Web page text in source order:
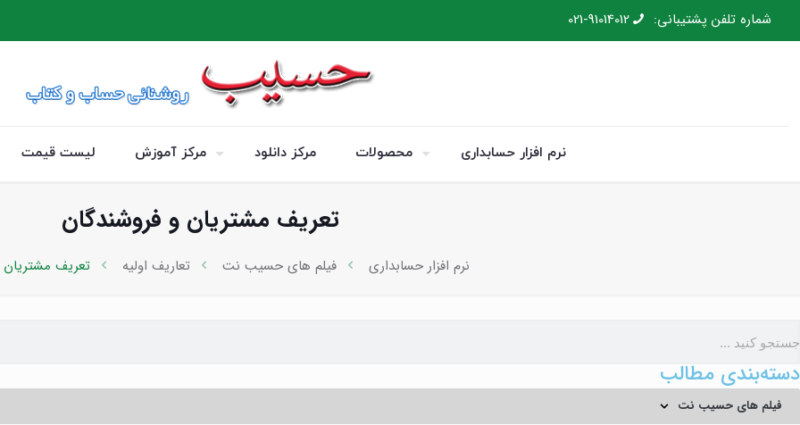
شماره تلفن پشتیبانی: 021-91014012
نرم افزار حسابداری محصولات مرکز دانلود مرکز آموزش لیست قیمت
تعریف مشتریان و فروشندگان
نرم افزار حسابداری فیلم های حسیب نت تعاریف اولیه تعریف
دسته‌بندی مطالب
فیلم های حسیب نت